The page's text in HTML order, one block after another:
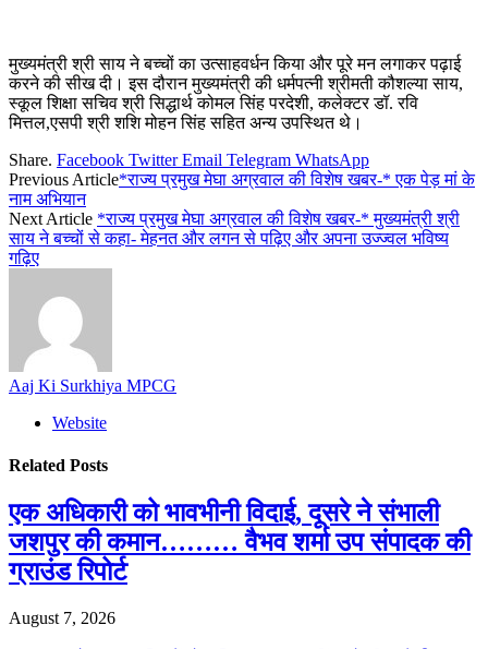
मुख्यमंत्री श्री साय ने बच्चों का उत्साहवर्धन किया और पूरे मन लगाकर पढ़ाई
करने की सीख दी। इस दौरान मुख्यमंत्री की धर्मपत्नी श्रीमती कौशल्या साय,
स्कूल शिक्षा सचिव श्री सिद्धार्थ कोमल सिंह परदेशी, कलेक्टर डॉ. रवि
मित्तल,एसपी श्री शशि मोहन सिंह सहित अन्य उपस्थित थे।
Share. Facebook Twitter Email Telegram WhatsApp
Previous Article*राज्य प्रमुख मेघा अग्रवाल की विशेष खबर-* एक पेड़ मां के
नाम अभियान
Next Article *राज्य प्रमुख मेघा अग्रवाल की विशेष खबर-* मुख्यमंत्री श्री
साय ने बच्चों से कहा- मेहनत और लगन से पढ़िए और अपना उज्ज्वल भविष्य
गढ़िए
Aaj Ki Surkhiya MPCG
Website
Related Posts
एक अधिकारी को भावभीनी विदाई, दूसरे ने संभाली
जशपुर की कमान……… वैभव शर्मा उप संपादक की
ग्राउंड रिपोर्ट
August 7, 2026